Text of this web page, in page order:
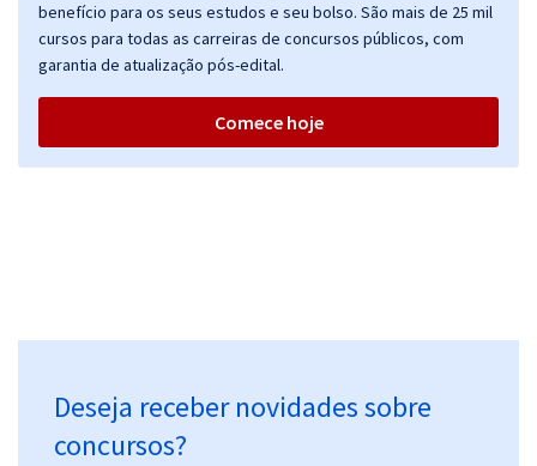
benefício para os seus estudos e seu bolso. São mais de 25 mil
cursos para todas as carreiras de concursos públicos, com
garantia de atualização pós-edital.
Comece hoje
Deseja receber novidades sobre
concursos?